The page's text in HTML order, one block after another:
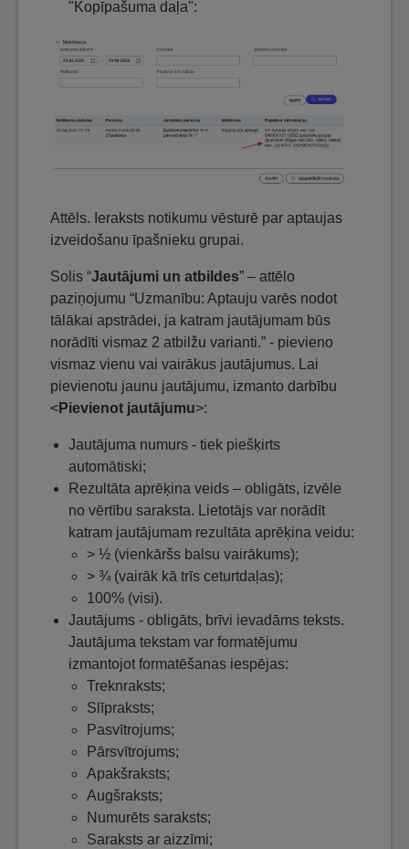
"Kopīpašuma daļa":
Attēls. Ieraksts notikumu vēsturē par aptaujas
izveidošanu īpašnieku grupai.
Solis “Jautājumi un atbildes” – attēlo
paziņojumu “Uzmanību: Aptauju varēs nodot
tālākai apstrādei, ja katram jautājumam būs
norādīti vismaz 2 atbilžu varianti.” - pievieno
vismaz vienu vai vairākus jautājumus. Lai
pievienotu jaunu jautājumu, izmanto darbību
<Pievienot jautājumu>:
Jautājuma numurs - tiek piešķirts
automātiski;
Rezultāta aprēķina veids – obligāts, izvēle
no vērtību saraksta. Lietotājs var norādīt
katram jautājumam rezultāta aprēķina veidu:
> ½ (vienkāršs balsu vairākums);
> ¾ (vairāk kā trīs ceturtdaļas);
100% (visi).
Jautājums - obligāts, brīvi ievadāms teksts.
Jautājuma tekstam var formatējumu
izmantojot formatēšanas iespējas:
Treknraksts;
Slīpraksts;
Pasvītrojums;
Pārsvītrojums;
Apakšraksts;
Augšraksts;
Numurēts saraksts;
Saraksts ar aizzīmi;